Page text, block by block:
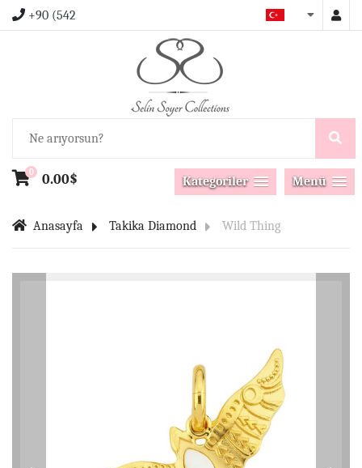
+90 (542
0 0.00$ Menü
Kategoriler
Anasayfa Takika Diamond Wild Thing